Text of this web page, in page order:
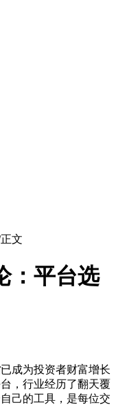
正文
：平台选
已成为投资者财富增长
，行业经历了翻天覆
己的工具，是每位交